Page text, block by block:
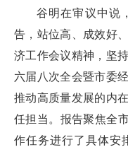
谷明在审议中说
告，站位高、成效好
济工作会议精神，坚
六届八次全会暨市委
推动高质量发展的内
任担当。报告聚焦全
作任务进行了具体安